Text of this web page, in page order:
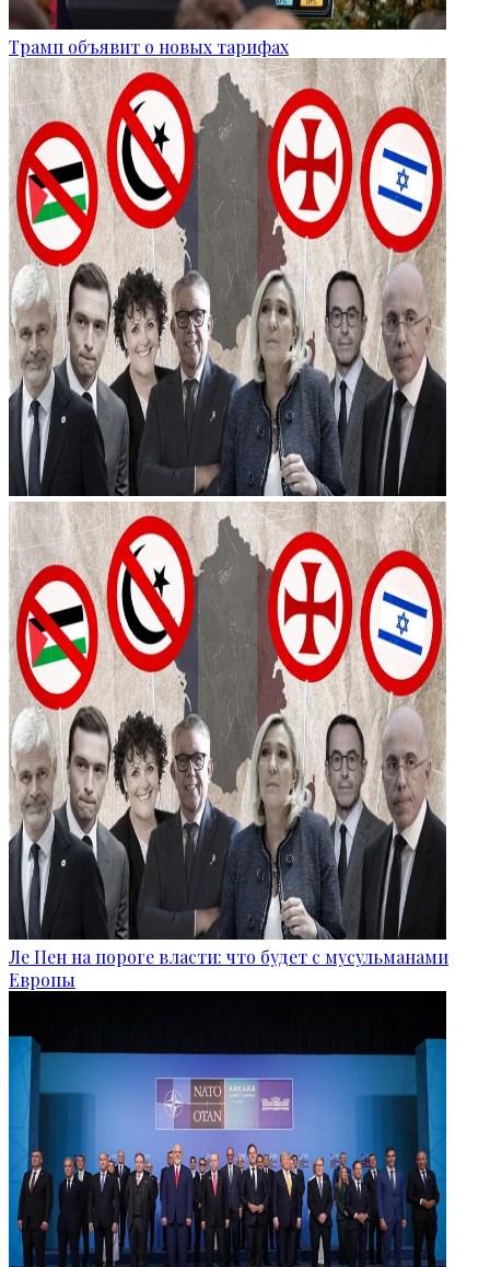
Трамп объявит о новых тарифах
Ле Пен на пороге власти: что будет с мусульманами
Европы